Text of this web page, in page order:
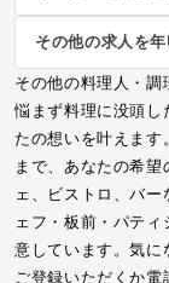
その他の求人を
その他の料理人・調
悩まず料理に没頭し
たの想いを叶えま
まで、あなたの希
ェ、ビストロ、バ
ェフ・板前・パテ
意しています。気に
ご登録いただくか